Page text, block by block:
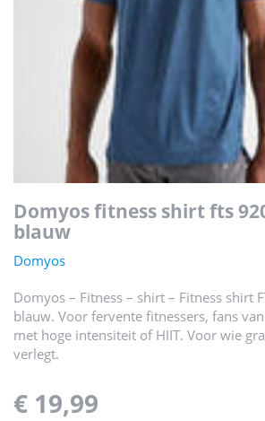
domyos fitness shirt fts 920 voor heren,
blauw
Domyos
Domyos – Fitness – shirt – Fitness shirt
blauw. Voor fervente fitnessers, fans
met hoge intensiteit of HIIT. Voor wie
verlegt.
€ 19,99